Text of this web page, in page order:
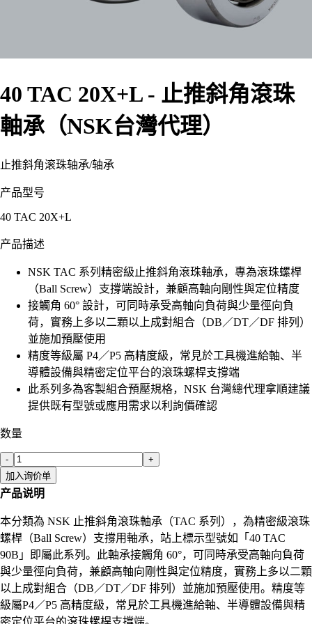
40 TAC 20X+L - 止推斜角滾珠
軸承（NSK台灣代理）
止推斜角滚珠轴承/轴承
产品型号
40 TAC 20X+L
产品描述
NSK TAC 系列精密級止推斜角滾珠軸承，專為滾珠螺桿
（Ball Screw）支撐端設計，兼顧高軸向剛性與定位精度
接觸角 60° 設計，可同時承受高軸向負荷與少量徑向負
荷，實務上多以二顆以上成對組合（DB／DT／DF 排列）
並施加預壓使用
精度等級屬 P4／P5 高精度級，常見於工具機進給軸、半
導體設備與精密定位平台的滾珠螺桿支撐端
此系列多為客製組合預壓規格，NSK 台灣總代理拿順建議
提供既有型號或應用需求以利詢價確認
数量
-
+
加入询价单
产品说明
本分類為 NSK 止推斜角滾珠軸承（TAC 系列），為精密級滾珠
螺桿（Ball Screw）支撐用軸承，站上標示型號如「40 TAC
90B」即屬此系列。此軸承接觸角 60°，可同時承受高軸向負荷
與少量徑向負荷，兼顧高軸向剛性與定位精度，實務上多以二顆
以上成對組合（DB／DT／DF 排列）並施加預壓使用。精度等
級屬P4／P5 高精度級，常見於工具機進給軸、半導體設備與精
密定位平台的滾珠螺桿支撐端。